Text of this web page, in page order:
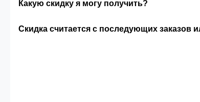
Какую скидку я могу получить?
Сумма
Скидка считается с последующих заказов